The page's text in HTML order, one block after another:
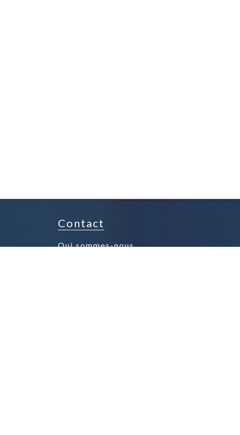
Contact
Qui sommes-nous